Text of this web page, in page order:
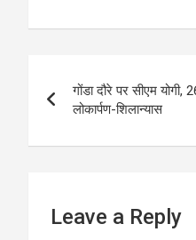
navigation
गोंडा दौरे पर सीएम योगी,
लोकार्पण-शिलान्यास
Leave a Reply